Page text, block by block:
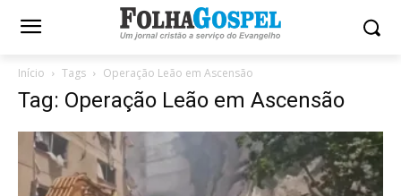
Início Tags Operação Leão em Ascensão
Tag: Operação Leão em Ascensão